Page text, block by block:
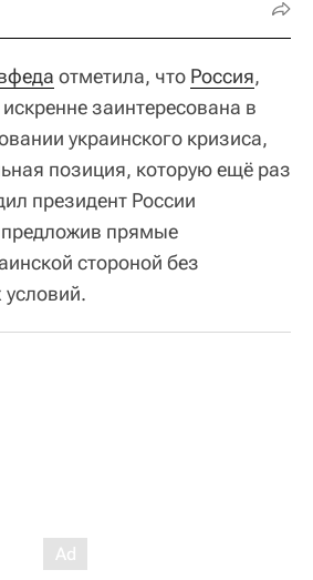
отметила, что Россия,
заинтересована в
украинского кризиса,
позиция, которую ещё раз
президент России
прямые
стороной без